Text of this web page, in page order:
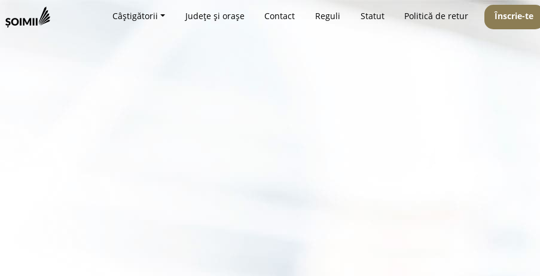
Câștigătorii Județe și orașe Contact Reguli Statut Politică de retur Înscrie-te